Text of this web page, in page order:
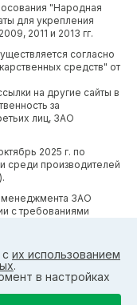
"Народная
для укрепления
2011 и 2013 гг.
согласно
средств" от
на другие сайты в
за
лиц, ЗАО
2025 г. по
среди производителей
менеджмента ЗАО
с требованиями
их использованием
.
в настройках